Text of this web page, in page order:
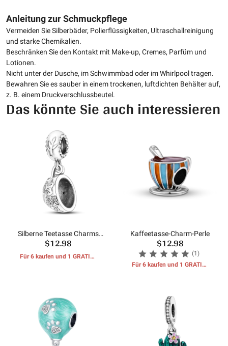
Anleitung zur Schmuckpflege
Vermeiden Sie Silberbäder, Polierflüssigkeiten, Ultraschallreinigung
und starke Chemikalien.
Beschränken Sie den Kontakt mit Make-up, Cremes, Parfüm und
Lotionen.
Nicht unter der Dusche, im Schwimmbad oder im Whirlpool tragen.
Bewahren Sie es sauber in einem trockenen, luftdichten Behälter auf,
z. B. einem Druckverschlussbeutel.
Das könnte Sie auch interessieren
Silberne Teetasse Charms
Perlen
$12.98
Für 6 kaufen und 1 GRATIS-
Kaffeetasse-Charm-Perle
$12.98
(1)
Für 6 kaufen und 1 GRATIS-